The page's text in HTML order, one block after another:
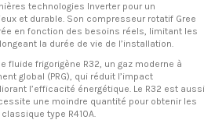
technologies Inverter pour un
et durable. Son compresseur rotatif Gree
en fonction des besoins réels, limitant les
la durée de vie de l’installation.
fluide frigorigène R32, un gaz moderne à
global (PRG), qui réduit l’impact
l’efficacité énergétique. Le R32 est aussi
une moindre quantité pour obtenir les
type R410A.